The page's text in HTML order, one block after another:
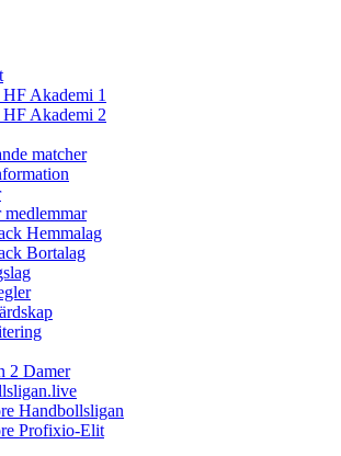
Akademi 1
HF Akademi 2
matcher
Hemmalag
Bortalag
2 Damer
Handbollsligan
Profixio-Elit